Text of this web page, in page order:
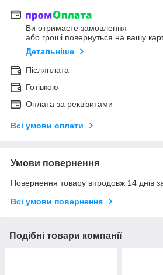
Ви отримаєте замовлення
або гроші повернуться на вашу
Детальніше
Післяплата
Готівкою
Оплата за реквізитами
Всі умови оплати
Умови повернення
Повернення товару впродовж 14 днів
Всі умови повернення
Подібні товари компанії